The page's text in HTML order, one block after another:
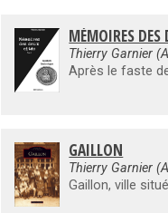
Thierry Garnier
GAILLON
Thierry Garnier